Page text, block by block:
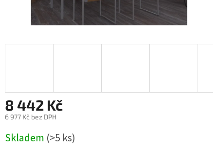
8 442 Kč
6 977 Kč bez DPH
cena:
Skladem (>5 ks)